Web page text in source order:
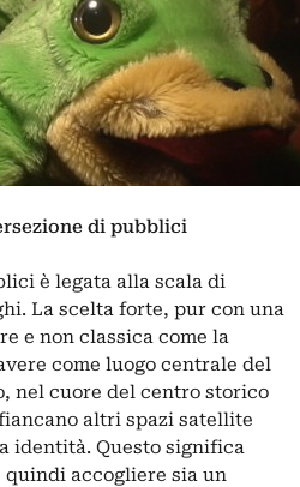
di pubblici
è legata alla scala di
La scelta forte, pur con una
e non classica come la
come luogo centrale del
nel cuore del centro storico
altri spazi satellite
identità. Questo significa
accogliere sia un